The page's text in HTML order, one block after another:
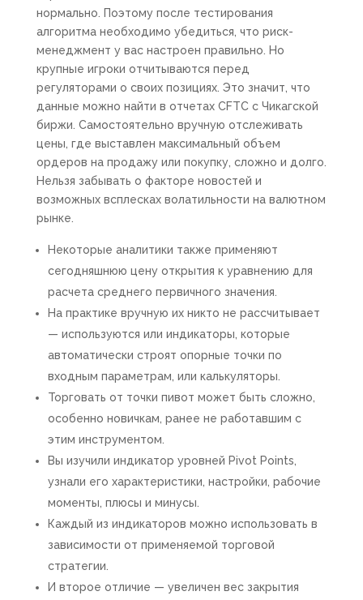
нормально. Поэтому после тестирования
алгоритма необходимо убедиться, что риск-
менеджмент у вас настроен правильно. Но
крупные игроки отчитываются перед
регуляторами о своих позициях. Это значит, что
данные можно найти в отчетах CFTC с Чикагской
биржи. Самостоятельно вручную отслеживать
цены, где выставлен максимальный объем
ордеров на продажу или покупку, сложно и долго.
Нельзя забывать о факторе новостей и
возможных всплесках волатильности на валютном
рынке.
Некоторые аналитики также применяют
сегодняшнюю цену открытия к уравнению для
расчета среднего первичного значения.
На практике вручную их никто не рассчитывает
— используются или индикаторы, которые
автоматически строят опорные точки по
входным параметрам, или калькуляторы.
Торговать от точки пивот может быть сложно,
особенно новичкам, ранее не работавшим с
этим инструментом.
Вы изучили индикатор уровней Pivot Points,
узнали его характеристики, настройки, рабочие
моменты, плюсы и минусы.
Каждый из индикаторов можно использовать в
зависимости от применяемой торговой
стратегии.
И второе отличие — увеличен вес закрытия